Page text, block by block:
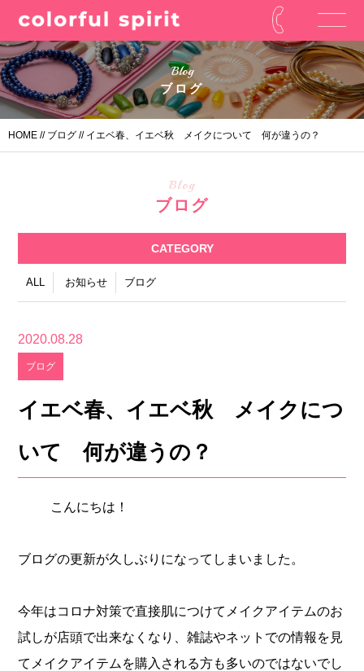
Blog
ブログ
HOME // ブログ // イエベ春、イエベ秋 メイクについて 何が違うの？
Blog
ブログ
CATEGORY
ALL お知らせ ブログ
2020.08.28
ブログ
イエベ春、イエベ秋 メイクにつ
いて 何が違うの？
こんにちは！
ブログの更新が久しぶりになってしまいました。
今年はコロナ対策で直接肌につけてメイクアイテムのお
試しが店頭で出来なくなり、雑誌やネットでの情報を見
てメイクアイテムを購入される方も多いのではないでし